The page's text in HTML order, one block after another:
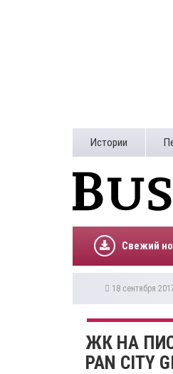
Истории
Свежий
18 сентября
ЖК НА
PAN CITY